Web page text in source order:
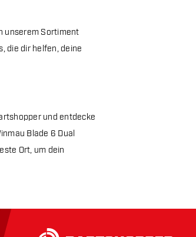
unserem Sortiment
die dir helfen, deine
und entdecke
Blade 6 Dual
Ort, um dein